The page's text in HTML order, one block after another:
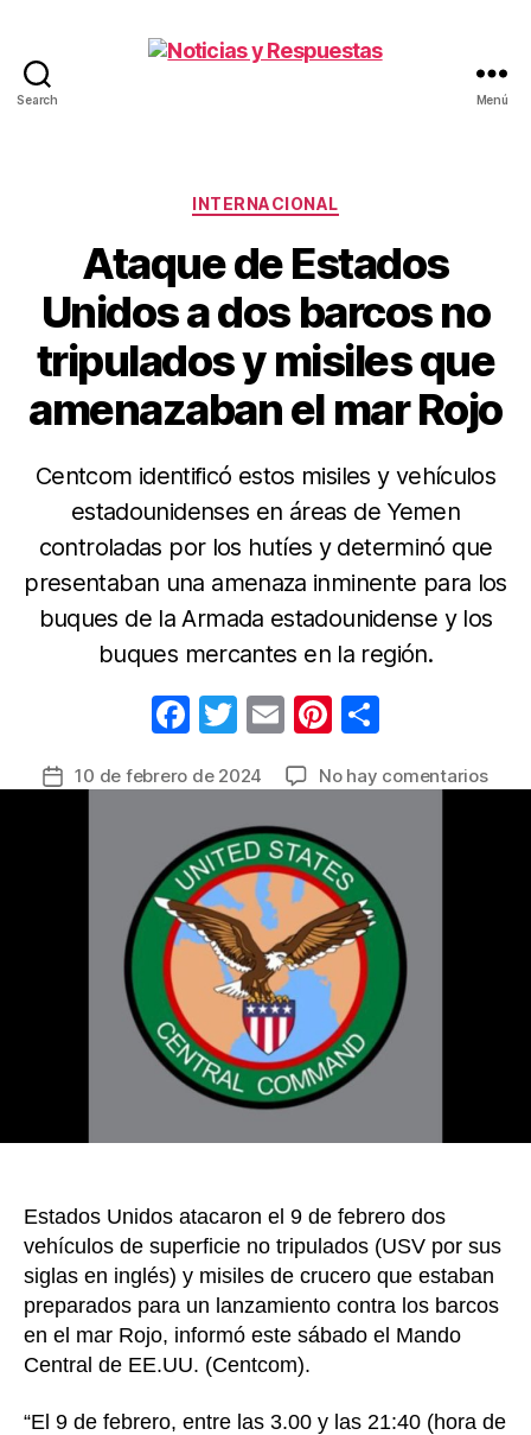
Search Menú
Categorías
INTERNACIONAL
Ataque de Estados
Unidos a dos barcos no
tripulados y misiles que
amenazaban el mar Rojo
Centcom identificó estos misiles y vehículos
estadounidenses en áreas de Yemen
controladas por los hutíes y determinó que
presentaban una amenaza inminente para los
buques de la Armada estadounidense y los
buques mercantes en la región.
F
c
e
b
o
o
k
T
itt
er
E
ail
Pi
er
st
m
tir
Fecha10 de febrero de 2024 No hay comentariosen
el
Estados Unidos atacaron el 9 de febrero dos
vehículos de superficie no tripulados (USV por sus
siglas en inglés) y misiles de crucero que estaban
preparados para un lanzamiento contra los barcos
en el mar Rojo, informó este sábado el Mando
Central de EE.UU. (Centcom).
“El 9 de febrero, entre las 3.00 y las 21:40 (hora de